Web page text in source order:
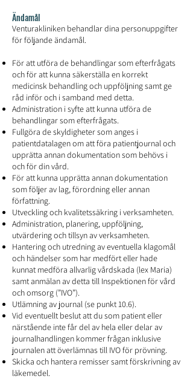
Ändamål
Venturakliniken behandlar dina personuppgifter
för följande ändamål.
För att utföra de behandlingar som efterfrågats
och för att kunna säkerställa en korrekt
medicinsk behandling och uppföljning samt ge
råd inför och i samband med detta.
Administration i syfte att kunna utföra de
behandlingar som efterfrågats.
Fullgöra de skyldigheter som anges i
patientdatalagen om att föra patientjournal och
upprätta annan dokumentation som behövs i
och för din vård.
För att kunna upprätta annan dokumentation
som följer av lag, förordning eller annan
författning.
Utveckling och kvalitetssäkring i verksamheten.
Administration, planering, uppföljning,
utvärdering och tillsyn av verksamheten.
Hantering och utredning av eventuella klagomål
och händelser som har medfört eller hade
kunnat medföra allvarlig vårdskada (lex Maria)
samt anmälan av detta till Inspektionen för vård
och omsorg (”IVO”).
Utlämning av journal (se punkt 10.6).
Vid eventuellt beslut att du som patient eller
närstående inte får del av hela eller delar av
journalhandlingen kommer frågan inklusive
journalen att överlämnas till IVO för prövning.
Skicka och hantera remisser samt förskrivning av
läkemedel.